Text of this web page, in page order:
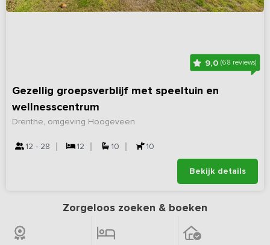
9,0 (68 reviews)
Gezellig groepsverblijf met speeltuin en
wellnesscentrum
Drenthe, omgeving Hoogeveen
12 - 28 12 10 10
Bekijk details
Zorgeloos zoeken & boeken